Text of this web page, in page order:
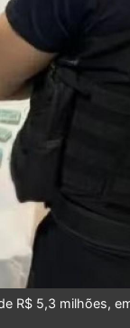
R$ 5,3 milhões,